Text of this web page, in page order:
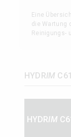
Eine
die Wartung
Reinigungs-
HYDRIM
HYDRIM